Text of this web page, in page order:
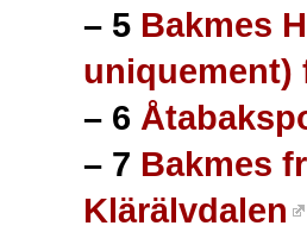
– 5 Bakmes
uniquement)
– 6
– 7 Bakmes
Klärälvdalen